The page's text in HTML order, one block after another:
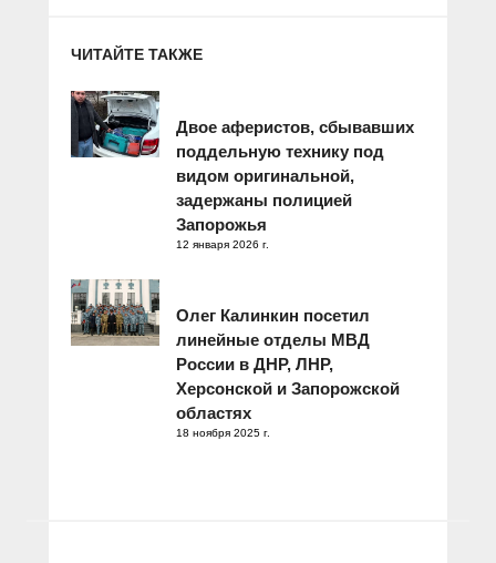
ЧИТАЙТЕ ТАКЖЕ
Двое аферистов, сбывавших
поддельную технику под
видом оригинальной,
задержаны полицией
Запорожья
12 января 2026 г.
Олег Калинкин посетил
линейные отделы МВД
России в ДНР, ЛНР,
Херсонской и Запорожской
областях
18 ноября 2025 г.